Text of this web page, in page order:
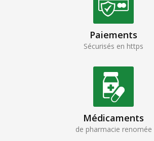
Paiements
Sécurisés en https
Médicaments
de pharmacie renomée